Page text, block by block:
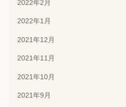
2022年2月
2022年1月
2021年12月
2021年11月
2021年10月
2021年9月